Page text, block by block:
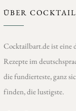
ÜBER
Cocktailbart.de ist
Rezepte im
die fundierteste, ganz
finden, die lustigste.